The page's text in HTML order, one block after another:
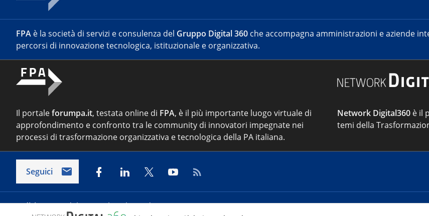
FPA è la società di servizi e consulenza del Gruppo Digital 360 che accompagna amministrazioni e aziende
percorsi di innovazione tecnologica, istituzionale e organizzativa.
Il portaleforumpa.it, testata online di FPA, è il più importante luogo virtuale di
approfondimento e confronto tra le community di innovatori impegnate nei
processi di trasformazione organizzativa e tecnologica della PA italiana.
Network Digital360 è il
temi della
Seguici
Indirizzo:Via del Porto Fluviale 67/d – 00154 Roma